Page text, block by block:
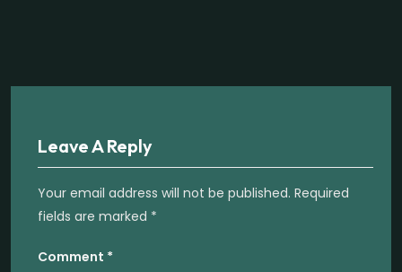
Leave A Reply
Your email address will not be published. Required
fields are marked *
Comment *